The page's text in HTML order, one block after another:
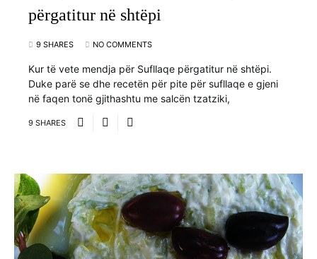
përgatitur në shtëpi
9 SHARES NO COMMENTS
Kur të vete mendja për Sufllaqe përgatitur në shtëpi.
Duke parë se dhe recetën për pite për sufllaqe e gjeni
në faqen tonë gjithashtu me salcën tzatziki,
9 SHARES